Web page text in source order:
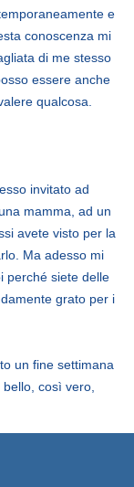
e
conoscenza mi
di me stesso
essere anche
qualcosa.
invitato ad
mamma, ad un
avete visto per la
Ma adesso mi
perché siete delle
grato per i
un fine settimana
così vero,